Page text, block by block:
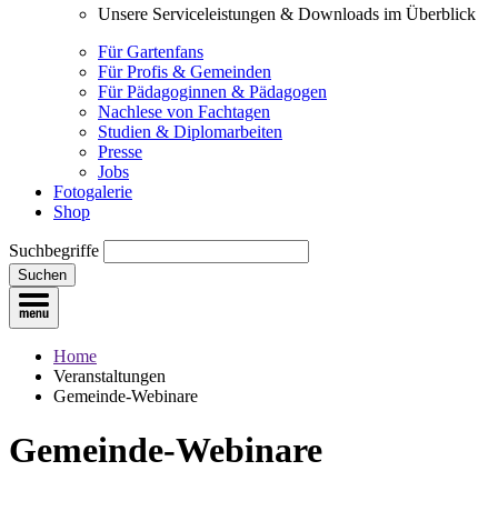
Unsere Serviceleistungen & Downloads im Überblick
Für Gartenfans
Für Profis & Gemeinden
Für Pädagoginnen & Pädagogen
Nachlese von Fachtagen
Studien & Diplomarbeiten
Presse
Jobs
Fotogalerie
Shop
Suchbegriffe
Suchen
Home
Veranstaltungen
Gemeinde-Webinare
Gemeinde-Webinare